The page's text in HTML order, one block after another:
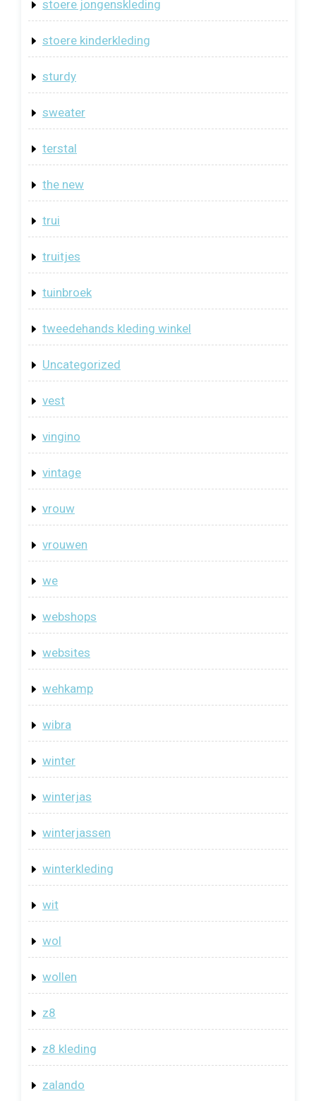
stoere jongenskleding
stoere kinderkleding
sturdy
sweater
terstal
the new
trui
truitjes
tuinbroek
tweedehands kleding winkel
Uncategorized
vest
vingino
vintage
vrouw
vrouwen
we
webshops
websites
wehkamp
wibra
winter
winterjas
winterjassen
winterkleding
wit
wol
wollen
z8
z8 kleding
zalando